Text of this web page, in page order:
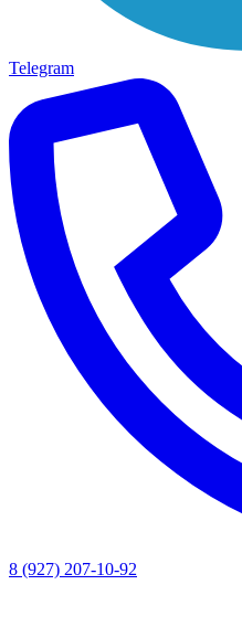
Telegram
8 (927) 207-10-92